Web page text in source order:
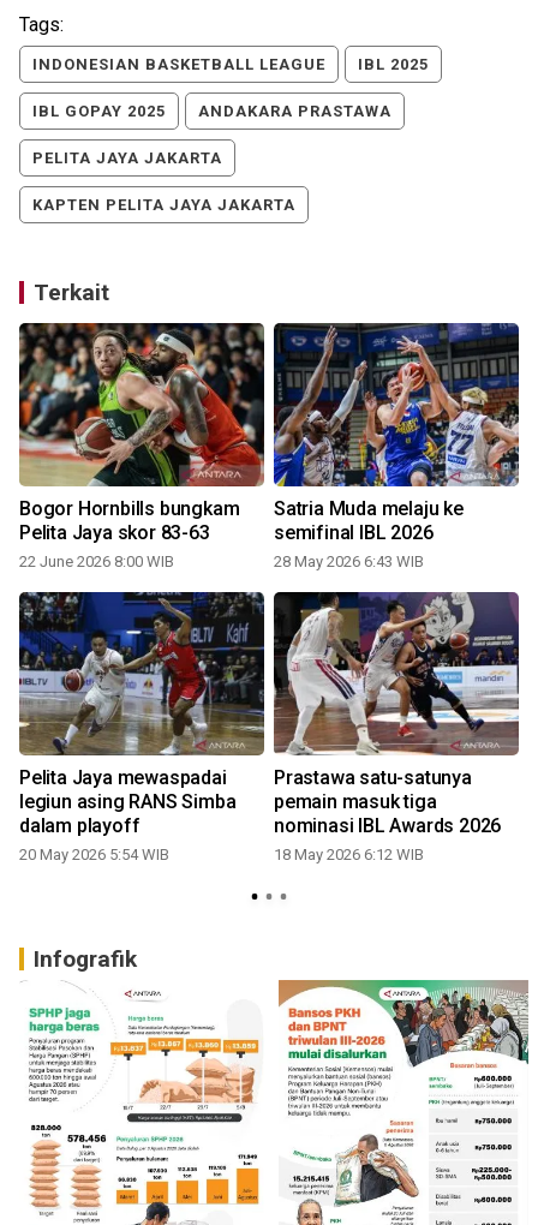
Tags:
INDONESIAN BASKETBALL LEAGUE IBL 2025
IBL GOPAY 2025 ANDAKARA PRASTAWA
PELITA JAYA JAKARTA
KAPTEN PELITA JAYA JAKARTA
Terkait
Bogor Hornbills bungkam
Pelita Jaya skor 83-63
22 June 2026 8:00 WIB
Satria Muda melaju ke
semifinal IBL 2026
28 May 2026 6:43 WIB
Pelita Jaya mewaspadai
legiun asing RANS Simba
dalam playoff
20 May 2026 5:54 WIB
Prastawa satu-satunya
pemain masuk tiga
nominasi IBL Awards 2026
18 May 2026 6:12 WIB
Infografik